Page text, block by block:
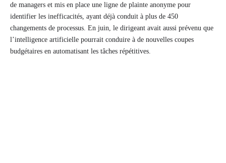
de managers et mis en place une ligne de plainte anonyme pour
identifier les inefficacités, ayant déjà conduit à plus de 450
changements de processus. En juin, le dirigeant avait aussi prévenu que
l’intelligence artificielle pourrait conduire à de nouvelles coupes
budgétaires en automatisant les tâches répétitives.